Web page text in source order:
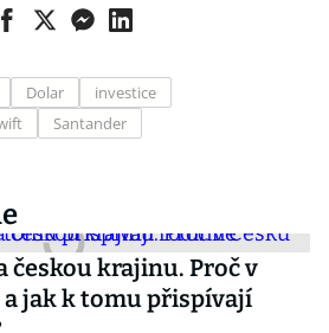
Dolar
investice
Santander
českou krajinu. Proč v
a jak k tomu přispívají